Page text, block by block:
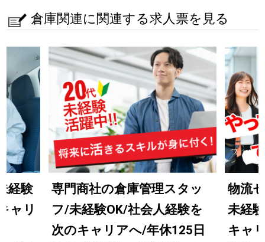
倉庫関連に関連する求人票を見る
経験
ャリ
専門商社の倉庫管理スタッ
フ/未経験OK/社会人経験を
次のキャリアへ/年休125日
物流
未経
キャ